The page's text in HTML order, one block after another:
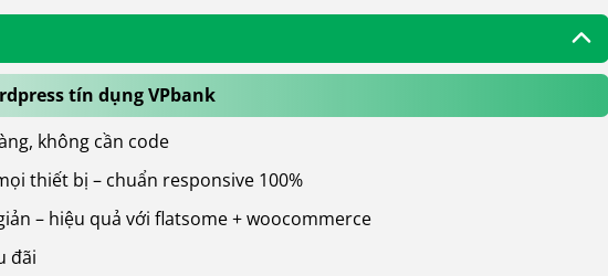
tín dụng VPbank
không cần code
thiết bị – chuẩn responsive 100%
– hiệu quả với flatsome + woocommerce
đãi